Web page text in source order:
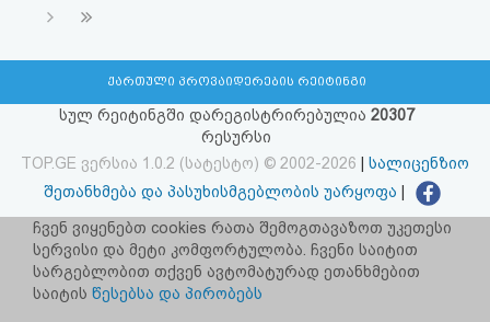
ქართული პროვაიდერების რეიტინგი
სულ რეიტინგში დარეგისტრირებულია 20307
რესურსი
TOP.GE ვერსია 1.0.2 (სატესტო) © 2002-2026
სალიცენზიო
შეთანხმება და პასუხისმგებლობის უარყოფა
facebook.com/TOP.GE
იხილეთ TOP.GE - ის ძველი ვერსია ბმულზე
ჩვენ ვიყენებთ cookies რათა შემოგთავაზოთ უკეთესი
სერვისი და მეტი კომფორტულობა. ჩვენი საიტით
სარგებლობით თქვენ ავტომატურად ეთანხმებით
საიტის წესებსა და პირობებს